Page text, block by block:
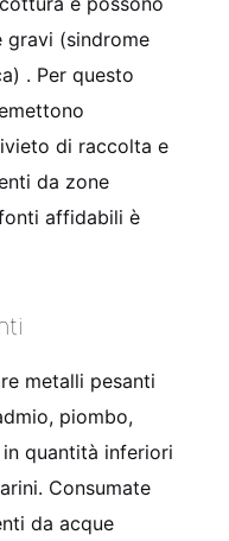
gravi (sindrome
. Per questo
di raccolta e
da zone
affidabili è
metalli pesanti
piombo,
quantità inferiori
Consumate
da acque